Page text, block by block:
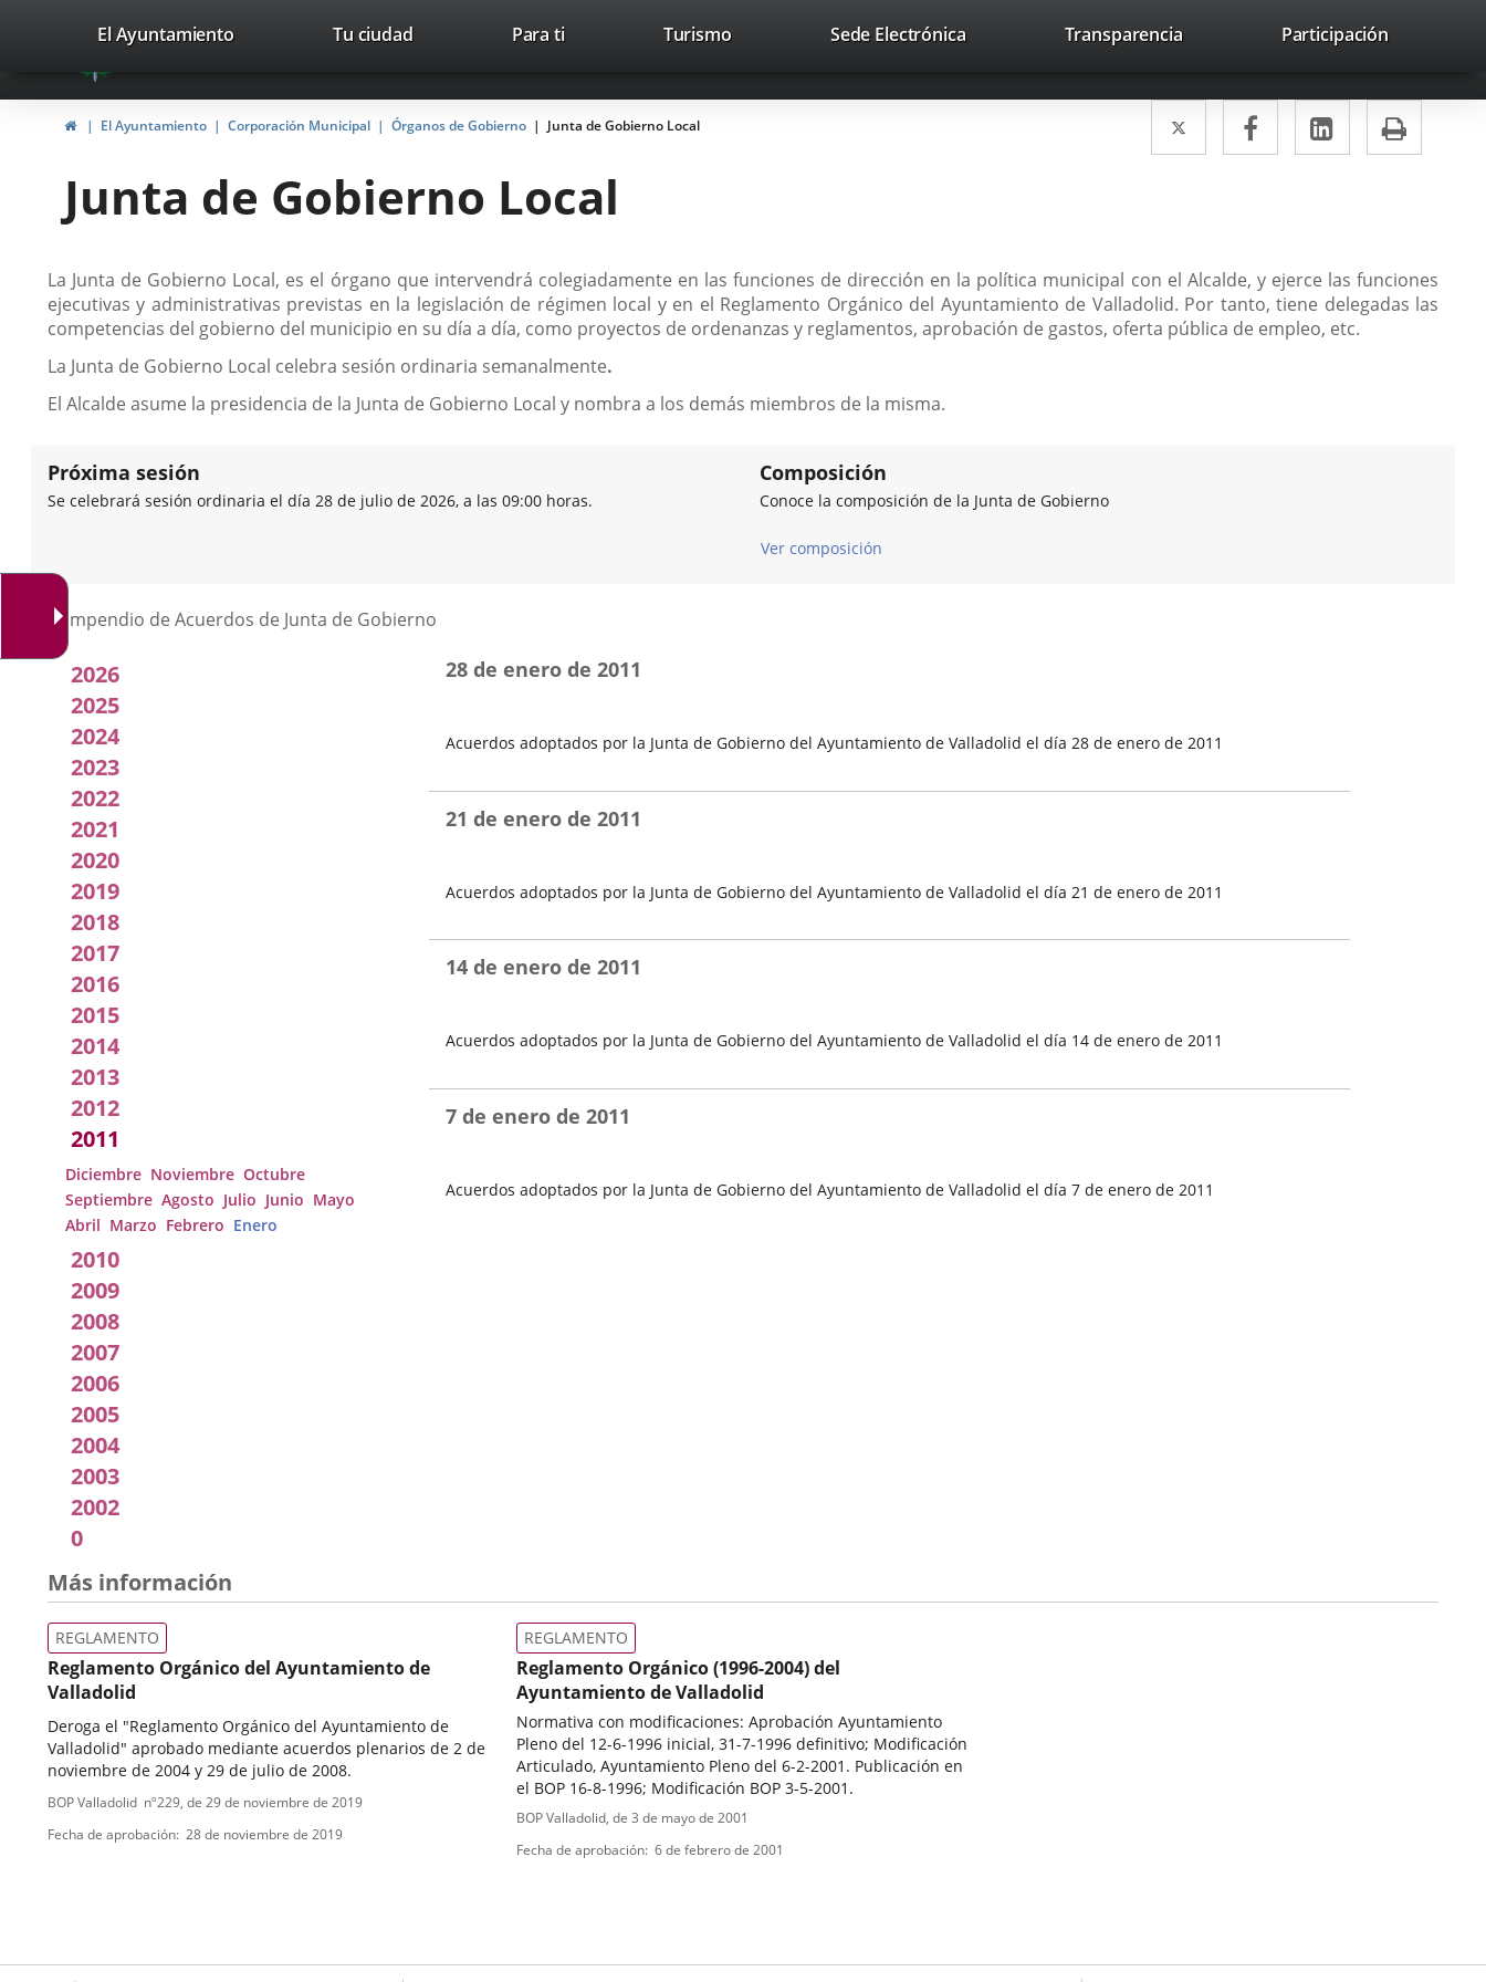
Portal
Web
del
Valladolid
avaTop Trabaja con nosotros Contacto avaHeaderSocial
Enlace
una
Enlace
una
aplicación
externa.
Enlace
una
aplicación
externa.
Buscar
valladolid.es
El Ayuntamiento Tu ciudad Para ti TurismoEste
abrirá
Sede ElectrónicaEnlace
aplicación
Transparencia Participación
InicioEl Ayuntamiento Corporación Municipal Órganos de Gobierno Junta de Gobierno Local Twitter
Enlace
a
externa.
Facebook
Enlace
a
externa.
LinkedIn
Enlace
a
externa.
Junta de Gobierno Local
Descripción
La Junta de Gobierno Local, es el órgano que intervendrá colegiadamente en las funciones de dirección en la política municipal con el Alcalde, y ejerce las funciones
ejecutivas y administrativas previstas en la legislación de régimen local y en el Reglamento Orgánico del Ayuntamiento de Valladolid. Por tanto, tiene delegadas las
competencias del gobierno del municipio en su día a día, como proyectos de ordenanzas y reglamentos, aprobación de gastos, oferta pública de empleo, etc.
La Junta de Gobierno Local celebra sesión ordinaria semanalmente.
El Alcalde asume la presidencia de la Junta de Gobierno Local y nombra a los demás miembros de la misma.
Próxima sesión
Se celebrará sesión ordinaria el día 28 de julio de 2026, a las 09:00 horas.
Composición
Conoce la composición de la Junta de Gobierno
Ver composición
Listado
de
Acuerdos
de
Junta
de
Gobierno
Local
Compendio de Acuerdos de Junta de Gobierno
2026
2025
2024
2023
2022
2021
2020
2019
2018
2017
2016
2015
2014
2013
2012
2011
Diciembre Noviembre Octubre
Septiembre Agosto Julio Junio Mayo
Abril Marzo Febrero Enero
2010
2009
2008
2007
2006
2005
2004
2003
2002
0
Acuerdos adoptados por la Junta de Gobierno del Ayuntamiento de Valladolid el día 28 de enero de 2011
del
Pleno
28 de enero de 2011
Acuerdos adoptados por la Junta de Gobierno del Ayuntamiento de Valladolid el día 21 de enero de 2011
del
Pleno
21 de enero de 2011
Acuerdos adoptados por la Junta de Gobierno del Ayuntamiento de Valladolid el día 14 de enero de 2011
del
Pleno
14 de enero de 2011
Acuerdos adoptados por la Junta de Gobierno del Ayuntamiento de Valladolid el día 7 de enero de 2011
7 de enero de 2011
Más información
Reglamento Orgánico del Ayuntamiento de
Valladolid
Deroga el "Reglamento Orgánico del Ayuntamiento de
Valladolid" aprobado mediante acuerdos plenarios de 2 de
noviembre de 2004 y 29 de julio de 2008.
Tipo
de
REGLAMENTO
Referencia
BOP Valladolid nº229, de 29 de noviembre de 2019
Fecha de aprobación 28 de noviembre de 2019
Reglamento Orgánico (1996-2004) del
Ayuntamiento de Valladolid
Normativa con modificaciones: Aprobación Ayuntamiento
Pleno del 12-6-1996 inicial, 31-7-1996 definitivo; Modificación
Articulado, Ayuntamiento Pleno del 6-2-2001. Publicación en
el BOP 16-8-1996; Modificación BOP 3-5-2001.
Tipo
de
REGLAMENTO
Referencia
BOP Valladolid, de 3 de mayo de 2001
Fecha de aprobación 6 de febrero de 2001